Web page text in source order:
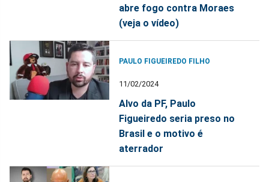
abre fogo contra Moraes
(veja o vídeo)
PAULO FIGUEIREDO FILHO
11/02/2024
Alvo da PF, Paulo
Figueiredo seria preso no
Brasil e o motivo é
aterrador